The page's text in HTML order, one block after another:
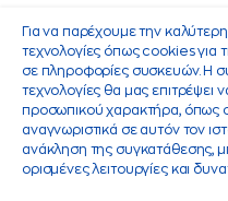
Για να παρέχουμε την
τεχνολογίες όπως cookies για
σε πληροφορίες συσκευών. Η
τεχνολογίες θα μας
προσωπικού χαρακτήρα, όπως
αναγνωριστικά σε αυτόν τον
ανάκληση της συγκατάθεσης,
ορισμένες λειτουργίες και